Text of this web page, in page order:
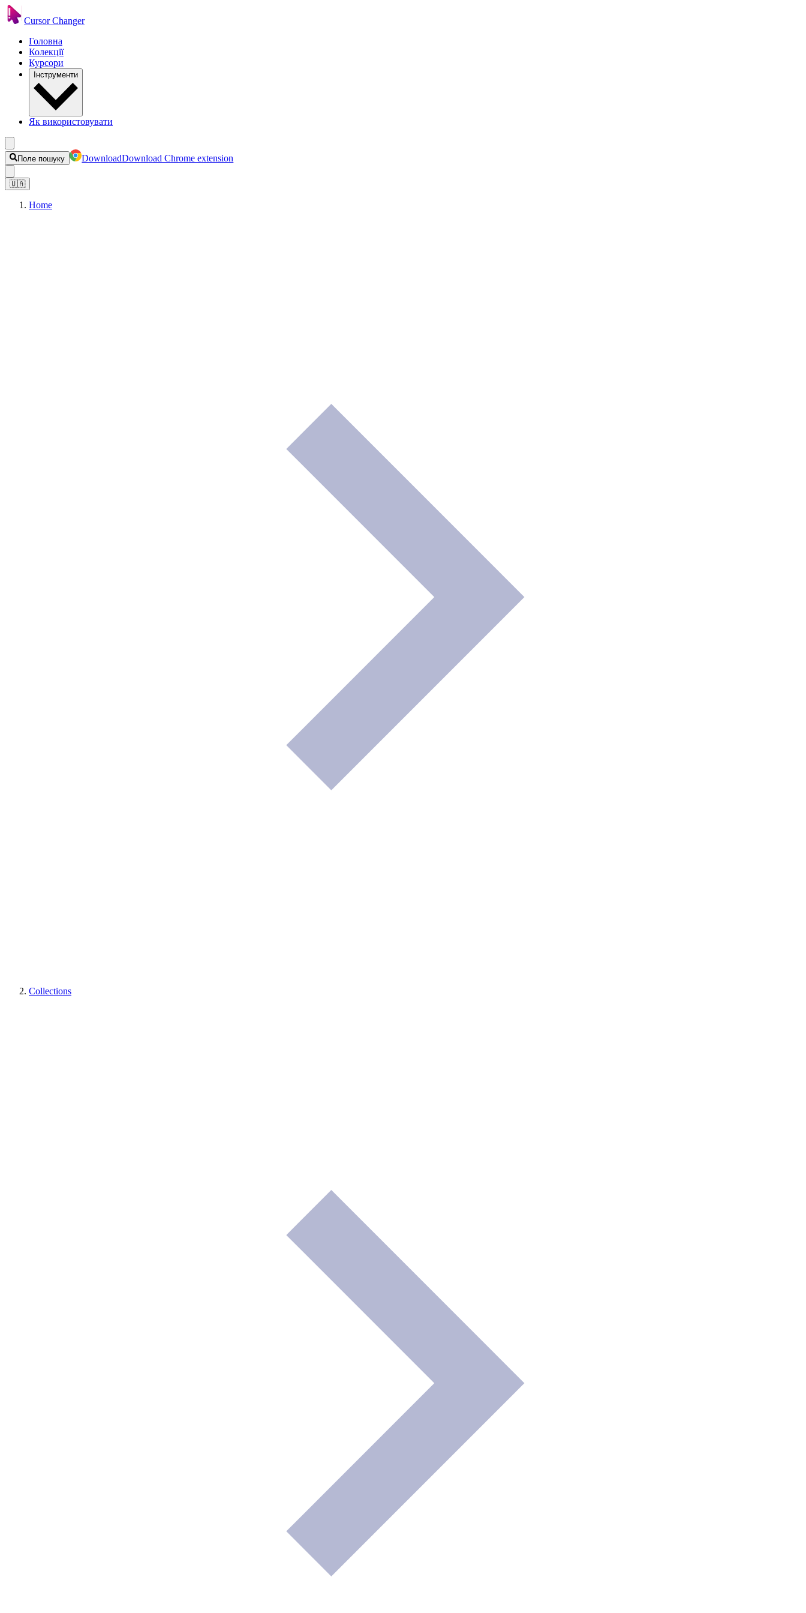
Cursor Changer
Головна
Колекції
Курсори
Інструменти
Як використовувати
Поле пошуку DownloadDownload Chrome extension
🇺🇦
Home
Collections